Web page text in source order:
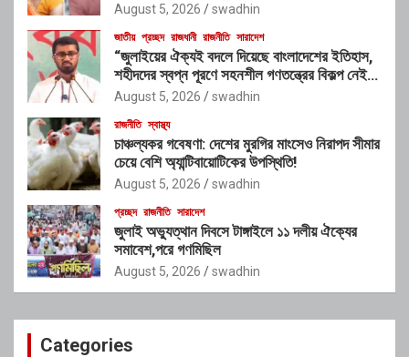
August 5, 2026 swadhin
জাতীয় প্রচ্ছদ রাজধানী রাজনীতি সারাদেশ
“জুলাইয়ের ঐক্যই বদলে দিয়েছে বাংলাদেশের ইতিহাস,
শহীদদের স্বপ্ন পূরণে সহনশীল গণতন্ত্রের বিকল্প নেই” :
রাশেদ খাঁন
August 5, 2026 swadhin
রাজনীতি স্বাস্থ্য
চাঞ্চল্যকর গবেষণা: দেশের মুরগির মাংসেও নিরাপদ সীমার
চেয়ে বেশি অ্যান্টিবায়োটিকের উপস্থিতি!
August 5, 2026 swadhin
প্রচ্ছদ রাজনীতি সারাদেশ
জুলাই অভ্যুত্থান দিবসে টাঙ্গাইলে ১১ দলীয় ঐক্যের
সমাবেশ,পরে গণমিছিল
August 5, 2026 swadhin
Categories